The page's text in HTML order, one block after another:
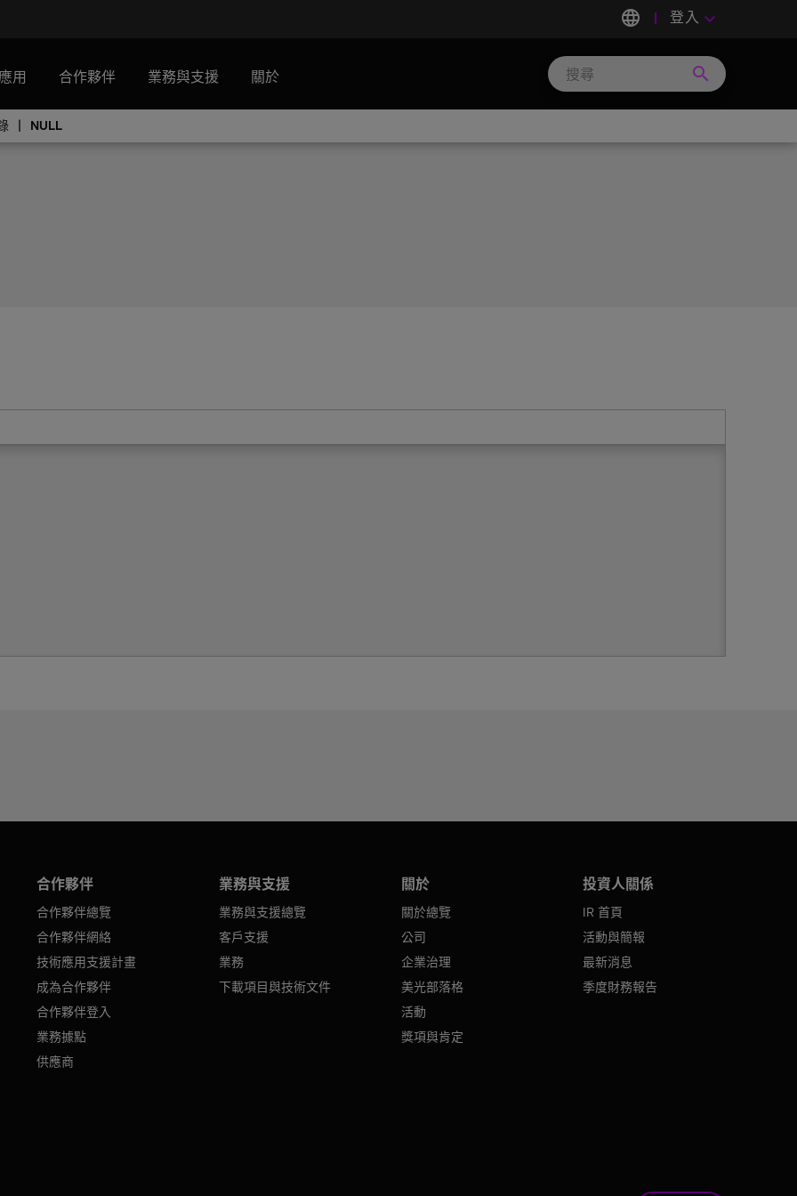
language 登入 keyboard_arrow_down
用 合作夥伴 業務與支援 關於 search
NULL
合作夥伴
合作夥伴總覽
合作夥伴網絡
技術應用支援計畫
成為合作夥伴
合作夥伴登入
業務據點
供應商
業務與支援
業務與支援總覽
客戶支援
業務
下載項目與技術文件
關於
關於總覽
公司
企業治理
美光部落格
活動
獎項與肯定
投資人關係
IR 首頁
活動與簡報
最新消息
季度財務報告